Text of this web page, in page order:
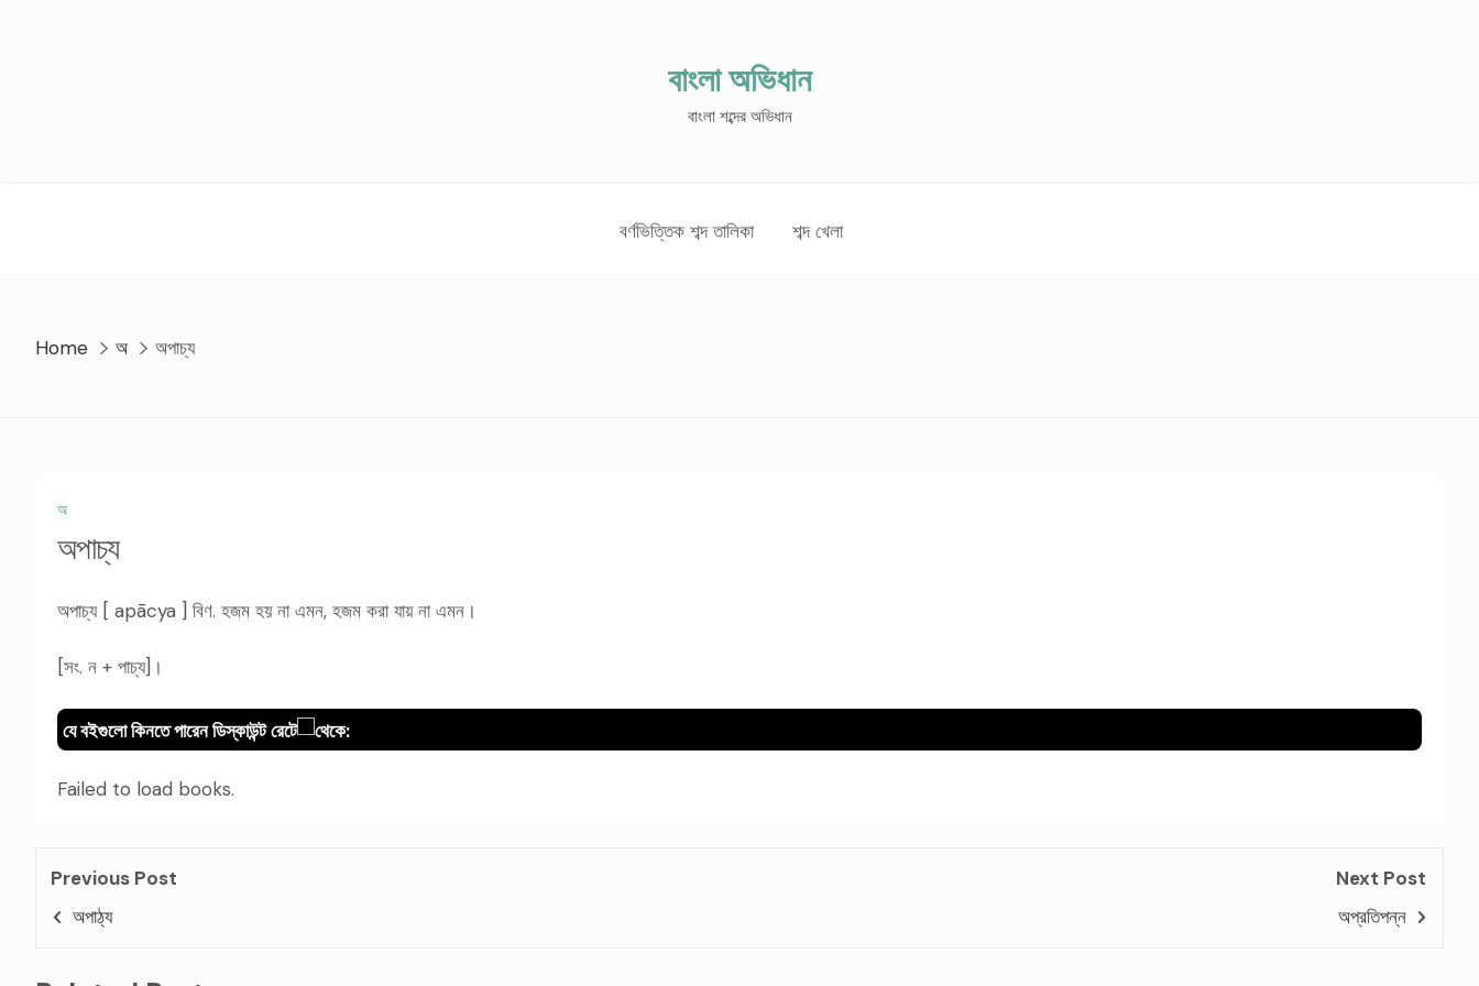
বাংলা অভিধান
বাংলা শব্দের অভিধান
বর্ণভিত্তিক শব্দ তালিকা শব্দ খেলা
Home অ অপাচ্য
অ
অপাচ্য
অপাচ্য [ apācya ] বিণ. হজম হয় না এমন, হজম করা যায় না এমন।
[সং. ন + পাচ্য]।
যে বইগুলো কিনতে পারেন ডিস্কাউন্ট রেটে থেকে:
Failed to load books.
Previous Post
অপাঠ্য
Next Post
অপ্রতিপন্ন